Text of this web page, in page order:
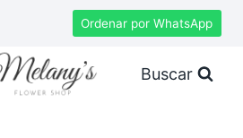
Ordenar por WhatsApp
Buscar